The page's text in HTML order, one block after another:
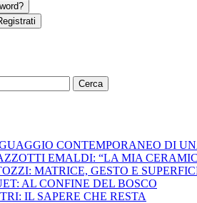
CONTEMPORANEO DI
EMALDI: “LA MIA
MATRICE, GESTO E
AL CONFINE DEL BOSCO
IL SAPERE CHE RESTA